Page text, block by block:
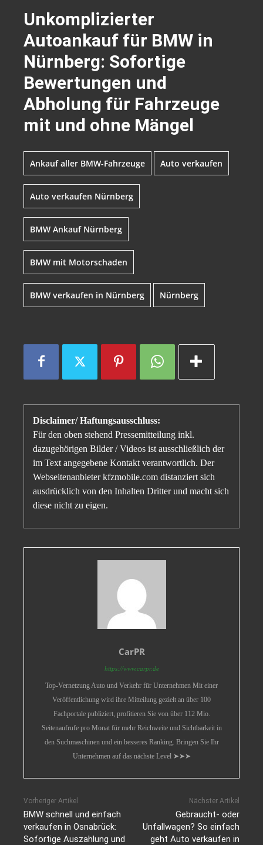
Unkomplizierter
Autoankauf für BMW in
Nürnberg: Sofortige
Bewertungen und
Abholung für Fahrzeuge
mit und ohne Mängel
Ankauf aller BMW-Fahrzeuge Auto verkaufen
Auto verkaufen Nürnberg
BMW Ankauf Nürnberg
BMW mit Motorschaden
BMW verkaufen in Nürnberg Nürnberg
Disclaimer/ Haftungsausschluss:
Für den oben stehend Pressemitteilung inkl.
dazugehörigen Bilder / Videos ist ausschließlich der
im Text angegebene Kontakt verantwortlich. Der
Webseitenanbieter kfzmobile.com distanziert sich
ausdrücklich von den Inhalten Dritter und macht sich
diese nicht zu eigen.
CarPR
https://www.carpr.de
Top-Vernetzung Auto und Verkehr für Unternehmen Mit einer
Veröffentlichung wird ihre Mitteilung gezielt an über 100
Fachportale publiziert, profitieren Sie von über 112 Mio.
Seitenaufrufe pro Monat für mehr Reichweite und Sichtbarkeit in
den Suchmaschinen und ein besseres Ranking. Bringen Sie Ihr
Unternehmen auf das nächste Level ➤➤➤
Vorheriger Artikel
BMW schnell und einfach
verkaufen in Osnabrück:
Sofortige Auszahlung und
Nächster Artikel
Gebraucht- oder
Unfallwagen? So einfach
geht Auto verkaufen in